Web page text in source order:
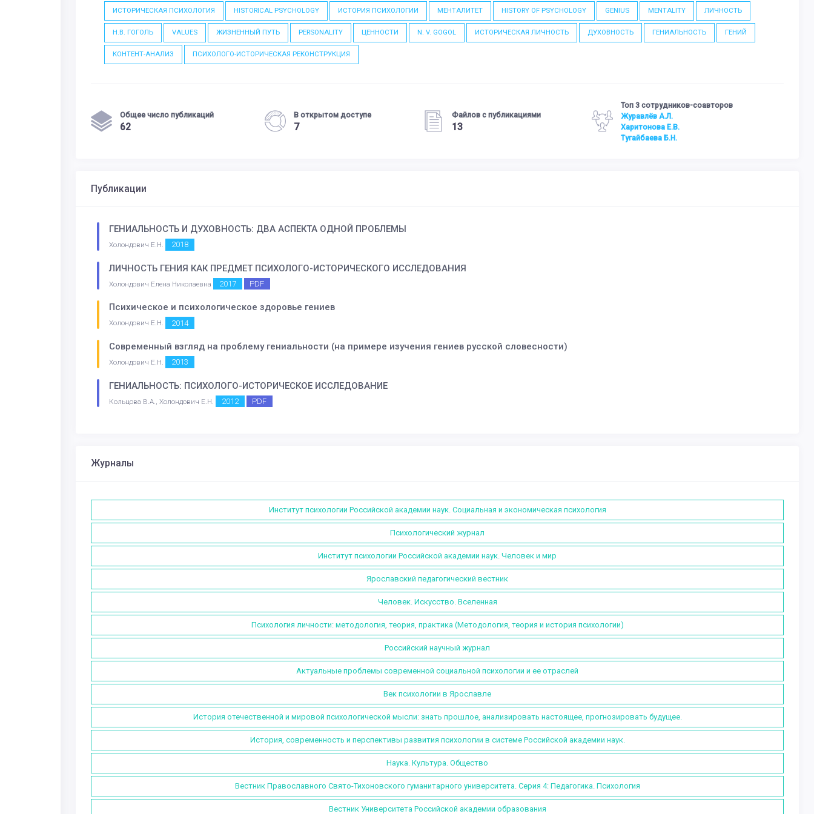
ИСТОРИЧЕСКАЯ ПСИХОЛОГИЯ HISTORICAL PSYCHOLOGY ИСТОРИЯ ПСИХОЛОГИИ МЕНТАЛИТЕТ HISTORY OF PSYCHOLOGY GENIUS MENTALITY ЛИЧНОСТЬ
Н.В. ГОГОЛЬ VALUES ЖИЗНЕННЫЙ ПУТЬ PERSONALITY ЦЕННОСТИ N. V. GOGOL ИСТОРИЧЕСКАЯ ЛИЧНОСТЬ ДУХОВНОСТЬ ГЕНИАЛЬНОСТЬ ГЕНИЙ
КОНТЕНТ-АНАЛИЗ ПСИХОЛОГО-ИСТОРИЧЕСКАЯ РЕКОНСТРУКЦИЯ
Общее число публикаций
62
В открытом доступе
7
Файлов с публикациями
13
Топ 3 сотрудников-соавторов
Журавлёв А.Л.
Харитонова Е.В.
Тугайбаева Б.Н.
Публикации
ГЕНИАЛЬНОСТЬ И ДУХОВНОСТЬ: ДВА АСПЕКТА ОДНОЙ ПРОБЛЕМЫ
Холондович Е.Н. 2018
ЛИЧНОСТЬ ГЕНИЯ КАК ПРЕДМЕТ ПСИХОЛОГО-ИСТОРИЧЕСКОГО ИССЛЕДОВАНИЯ
Холондович Елена Николаевна 2017 PDF
Психическое и психологическое здоровье гениев
Холондович Е.Н. 2014
Современный взгляд на проблему гениальности (на примере изучения гениев русской словесности)
Холондович Е.Н. 2013
ГЕНИАЛЬНОСТЬ: ПСИХОЛОГО-ИСТОРИЧЕСКОЕ ИССЛЕДОВАНИЕ
Кольцова В.А., Холондович Е.Н. 2012 PDF
Журналы
Институт психологии Российской академии наук. Социальная и экономическая психология
Психологический журнал
Институт психологии Российской академии наук. Человек и мир
Ярославский педагогический вестник
Человек. Искусство. Вселенная
Психология личности: методология, теория, практика (Методология, теория и история психологии)
Российский научный журнал
Актуальные проблемы современной социальной психологии и ее отраслей
Век психологии в Ярославле
История отечественной и мировой психологической мысли: знать прошлое, анализировать настоящее, прогнозировать будущее.
История, современность и перспективы развития психологии в системе Российской академии наук.
Наука. Культура. Общество
Вестник Православного Свято-Тихоновского гуманитарного университета. Серия 4: Педагогика. Психология
Вестник Университета Российской академии образования